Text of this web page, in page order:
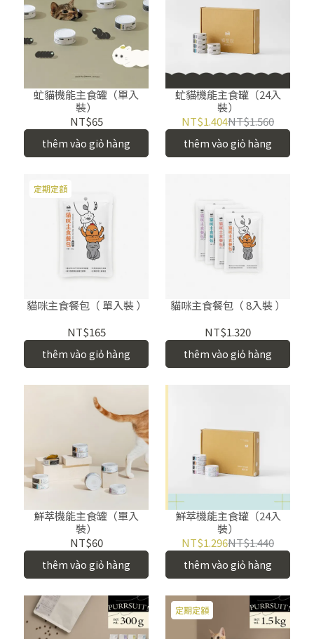
虻貓機能主食罐（單入
裝）
NT$65
thêm vào giỏ hàng
虻貓機能主食罐（24入
裝）
NT$1.404NT$1.560
thêm vào giỏ hàng
定期定額
貓咪主食餐包（ 單入裝 ）
NT$165
thêm vào giỏ hàng
貓咪主食餐包（ 8入裝 ）
NT$1.320
thêm vào giỏ hàng
鮮萃機能主食罐（單入
裝）
NT$60
thêm vào giỏ hàng
鮮萃機能主食罐（24入
裝）
NT$1.296NT$1.440
thêm vào giỏ hàng
定期定額